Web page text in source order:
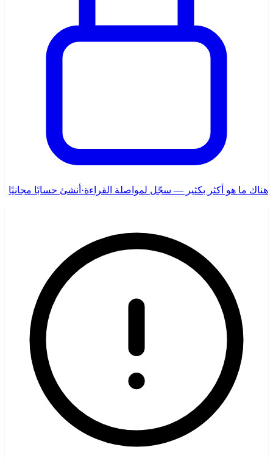
هناك ما هو أكثر بكثير — سجّل لمواصلة القراءة· أنشئ حسابًا مجانيًا